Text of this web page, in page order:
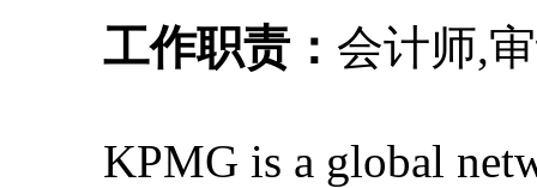
工作职责： 会计师,
KPMG is a global